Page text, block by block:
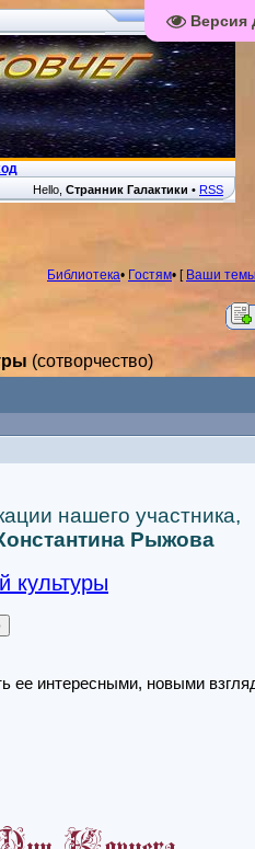
Версия
Hello, Странник Галактики • RSS
Библиотека• Гостям• [ Ваши темы
(сотворчество)
нашего участника,
Рыжова
культуры
ее интересными, новыми